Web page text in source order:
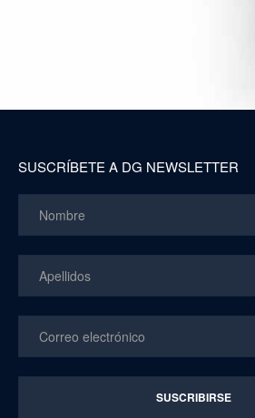
SUSCRÍBETE A DG NEWSLETTER